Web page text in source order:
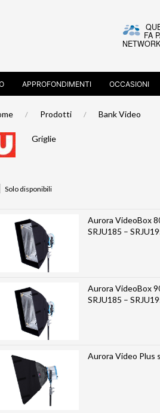
APPROFONDIMENTI OCCASIONI
Prodotti Bank Video
Griglie
Solo disponibili
Aurora VideoBox
SRJU185 –
Aurora VideoBox
SRJU185 –
Aurora Video Plus